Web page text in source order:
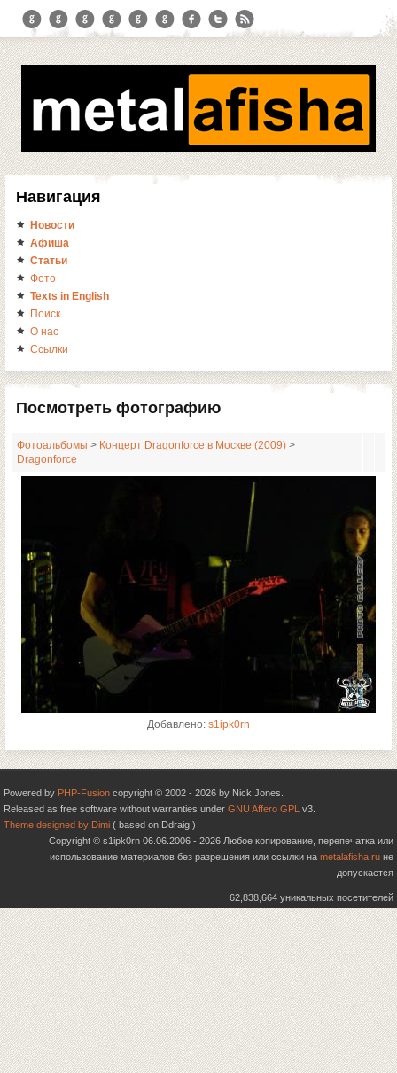
Навигация
Новости
Афиша
Статьи
Фото
Texts in English
Поиск
О нас
Ссылки
Посмотреть фотографию
Фотоальбомы > Концерт Dragonforce в Москве (2009) >
Dragonforce
Добавлено: s1ipk0rn
Powered by PHP-Fusion copyright © 2002 - 2026 by Nick Jones.
Released as free software without warranties under GNU Affero GPL v3.
Theme designed by Dimi ( based on Ddraig )
Copyright © s1ipk0rn 06.06.2006 - 2026 Любое копирование, перепечатка или
использование материалов без разрешения или ссылки на metalafisha.ru не
допускается
62,838,664 уникальных посетителей